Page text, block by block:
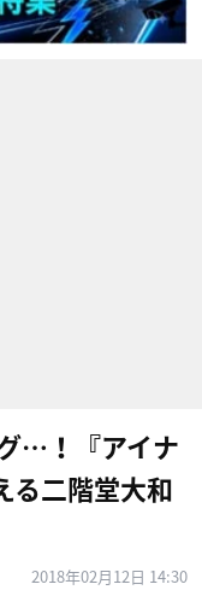
…！『アイナ
る二階堂大和
2018年02月12日 14:30